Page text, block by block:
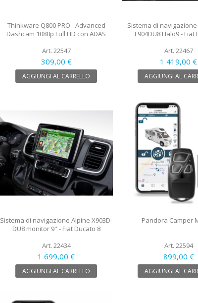
Thinkware Q800 PRO - Advanced
Dashcam 1080p Full HD con ADAS
Art. 22547
309,00 €
AGGIUNGI AL CARRELLO
Sistema di navigazione
F904DU8 Halo9 - Fiat
Art. 22467
1 419,00 €
AGGIUNGI AL
Sistema di navigazione Alpine X903D-
DU8 monitor 9'' - Fiat Ducato 8
Art. 22434
1 699,00 €
AGGIUNGI AL CARRELLO
Pandora Camper
Art. 22594
899,00 €
AGGIUNGI AL